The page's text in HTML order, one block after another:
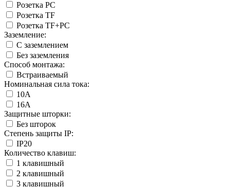
Розетка PC
Розетка TF
Розетка TF+PC
Заземление:
С заземлением
Без заземления
Способ монтажа:
Встраиваемый
Номинальная сила тока:
10А
16А
Защитные шторки:
Без шторок
Степень защиты IP:
IP20
Количество клавиш:
1 клавишный
2 клавишный
3 клавишный